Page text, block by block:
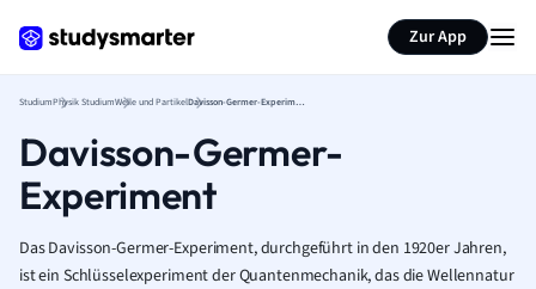
Zur App
StudiumPhysik StudiumWelle und Partikel Davisson-Germer-Experiment
Davisson-Germer-
Experiment
Das Davisson-Germer-Experiment, durchgeführt in den 1920er Jahren,
ist ein Schlüsselexperiment der Quantenmechanik, das die Wellennatur